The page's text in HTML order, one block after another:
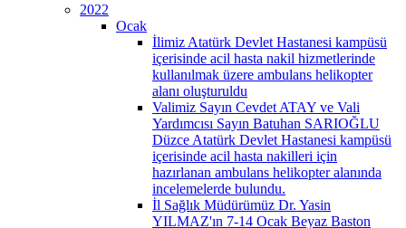
2022
Ocak
İlimiz Atatürk Devlet Hastanesi kampüsü
içerisinde acil hasta nakil hizmetlerinde
kullanılmak üzere ambulans helikopter
alanı oluşturuldu
Valimiz Sayın Cevdet ATAY ve Vali
Yardımcısı Sayın Batuhan SARIOĞLU
Düzce Atatürk Devlet Hastanesi kampüsü
içerisinde acil hasta nakilleri için
hazırlanan ambulans helikopter alanında
incelemelerde bulundu.
İl Sağlık Müdürümüz Dr. Yasin
YILMAZ'ın 7-14 Ocak Beyaz Baston